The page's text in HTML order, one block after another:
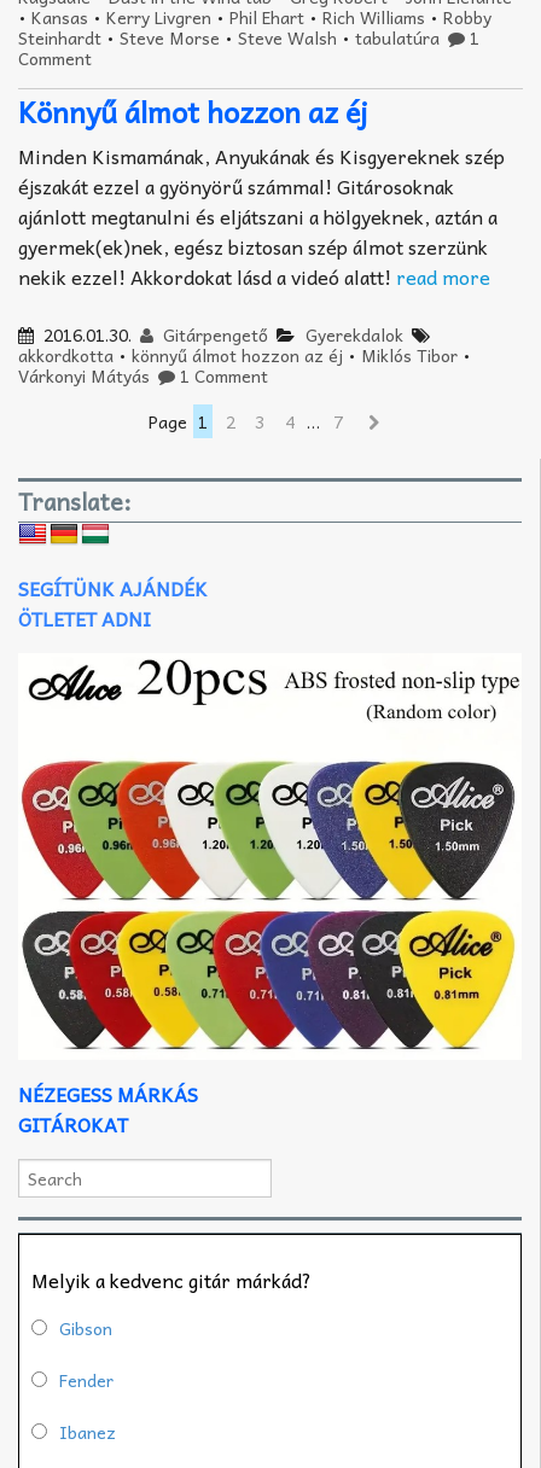
• Kansas • Kerry Livgren • Phil Ehart • Rich Williams • Robby
Steinhardt • Steve Morse • Steve Walsh • tabulatúra 1
Comment
Könnyű álmot hozzon az éj
Minden Kismamának, Anyukának és Kisgyereknek szép
éjszakát ezzel a gyönyörű számmal! Gitárosoknak
ajánlott megtanulni és eljátszani a hölgyeknek, aztán a
gyermek(ek)nek, egész biztosan szép álmot szerzünk
nekik ezzel! Akkordokat lásd a videó alatt! read more
2016.01.30. Gitárpengető Gyerekdalok
akkordkotta • könnyű álmot hozzon az éj • Miklós Tibor •
Várkonyi Mátyás
1 Comment
Page 1 2 3 4 … 7
Translate:
SEGÍTÜNK AJÁNDÉK
ÖTLETET ADNI
NÉZEGESS MÁRKÁS
GITÁROKAT
Melyik a kedvenc gitár márkád?
Gibson
Fender
Ibanez